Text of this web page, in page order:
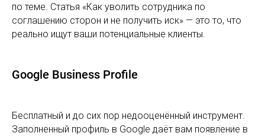
по теме. Статья «Как уволить сотрудника по
соглашению сторон и не получить иск» — это то, что
реально ищут ваши потенциальные клиенты.
Google Business Profile
Бесплатный и до сих пор недооценённый инструмент.
Заполненный профиль в Google даёт вам появление в